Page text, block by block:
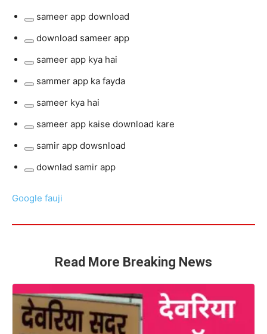
term:
sameer
download
sameer app download
term:
download
app
download sameer app
term:
sameer
kya
hai
sameer app kya hai
term:
sammer
ka
fayda
sammer app ka fayda
term:
sameer
hai
sameer kya hai
term:
sameer
kaise
kare
sameer app kaise download kare
term:
app
samir app dowsnload
term:
samir
downlad samir app
Google fauji
Read More Breaking News